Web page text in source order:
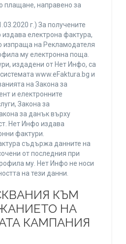
плащане, направено за
г.) За получените
електрона фактура,
изпраща на Рекламодателя
му електронна поща.
издадени от Нет Инфо, са
www.eFaktura.bg и
на Закона за
и електронните
Закона за
за данък върху
Нет Инфо издава
фактури.
съдържа данните на
от последния при
му. Нет Инфо не носи
на тези данни.
КЪМ
НА
КАМПАНИЯ